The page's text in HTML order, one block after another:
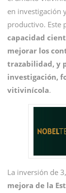
en investigación
productivo. Este
capacidad
mejorar los
trazabilidad, y
investigación,
vitivinícola.
La inversión de
mejora de la